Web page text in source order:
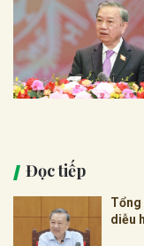
Đọc tiếp
Tổng
diễu